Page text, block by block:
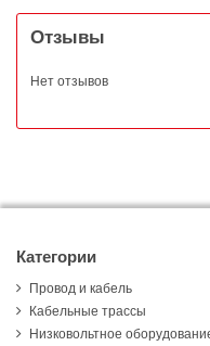
Отзывы
Нет отзывов
Категории
Провод и кабель
Кабельные трассы
Низковольтное